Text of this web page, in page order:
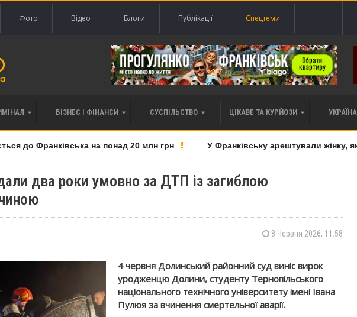
Фото Відео Блоги Публікації Спецтеми
БІЗНЕС І ФІНАНСИ СУСПІЛЬСТВО ЦІКАВЕ ТА КУРЙОЗИ
до Франківська на понад 20 млн грн У Франківську арештували жінку,
два роки умовно за ДТП із загиблою
8 Червня 2026, 11:58
4 червня Долинський районний суд виніс вирок
уродженцю Долини, студенту Тернопільського
національного технічного університету імені Івана
Пулюя за вчинення смертельної аварії.